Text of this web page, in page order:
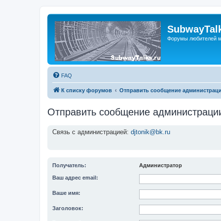
Форумы любителей
FAQ
К списку форумов Отправить сообщение
Отправить сообщение
Связь с администрацией: djtonik@bk.ru
Получатель: Администратор
Ваш адрес email:
Ваше имя:
Заголовок: